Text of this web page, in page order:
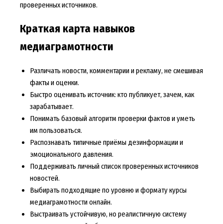
проверенных источников.
Краткая карта навыков
медиаграмотности
Различать новости, комментарии и рекламу, не смешивая
факты и оценки.
Быстро оценивать источник: кто публикует, зачем, как
зарабатывает.
Понимать базовый алгоритм проверки фактов и уметь
им пользоваться.
Распознавать типичные приёмы дезинформации и
эмоционального давления.
Поддерживать личный список проверенных источников
новостей.
Выбирать подходящие по уровню и формату курсы
медиаграмотности онлайн.
Выстраивать устойчивую, но реалистичную систему